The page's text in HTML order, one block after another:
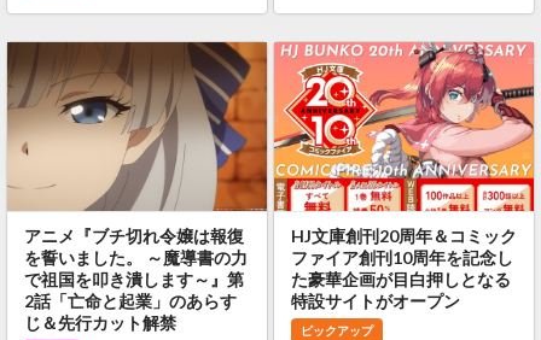
アニメ『ブチ切れ令嬢は報復
を誓いました。 ～魔導書の力
で祖国を叩き潰します～』第
2話「亡命と起業」のあらす
じ＆先行カット解禁
HJ文庫創刊20周年＆コミック
ファイア創刊10周年を記念し
た豪華企画が目白押しとなる
特設サイトがオープン
ピックアップ